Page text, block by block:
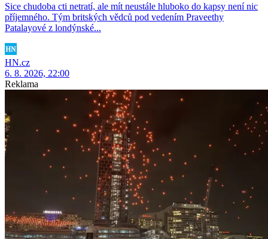
Sice chudoba cti netratí, ale mít neustále hluboko do kapsy není nic
příjemného. Tým britských vědců pod vedením Praveethy
Patalayové z londýnské...
HN.cz
6. 8. 2026, 22:00
Reklama